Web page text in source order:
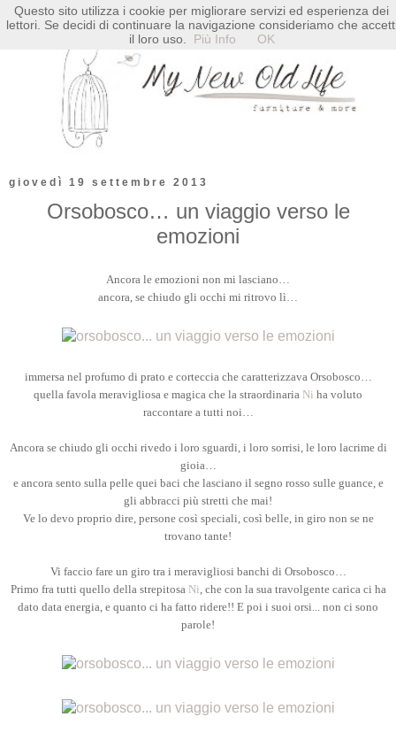
giovedì 19 settembre 2013
Orsobosco… un viaggio verso le
emozioni
Ancora le emozioni non mi lasciano…
ancora, se chiudo gli occhi mi ritrovo lì…
immersa nel profumo di prato e corteccia che caratterizzava Orsobosco…
quella favola meravigliosa e magica che la straordinaria Ni ha voluto
raccontare a tutti noi…
Ancora se chiudo gli occhi rivedo i loro sguardi, i loro sorrisi, le loro lacrime di
gioia…
e ancora sento sulla pelle quei baci che lasciano il segno rosso sulle guance, e
gli abbracci più stretti che mai!
Ve lo devo proprio dire, persone così speciali, così belle, in giro non se ne
trovano tante!
Vi faccio fare un giro tra i meravigliosi banchi di Orsobosco…
Primo fra tutti quello della strepitosa Ni , che con la sua travolgente carica ci ha
dato data energia, e quanto ci ha fatto ridere!! E poi i suoi orsi... non ci sono
parole!
Questo sito utilizza i cookie per migliorare servizi ed esperienza dei
lettori. Se decidi di continuare la navigazione consideriamo che
il loro uso.
Più Info OK